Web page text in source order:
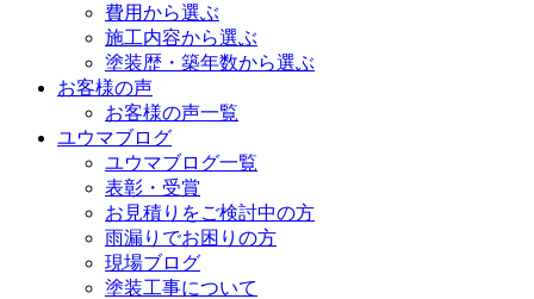
費用から選ぶ
施工内容から選ぶ
塗装歴・築年数から選ぶ
お客様の声
お客様の声一覧
ユウマブログ
ユウマブログ一覧
表彰・受賞
お見積りをご検討中の方
雨漏りでお困りの方
現場ブログ
塗装工事について